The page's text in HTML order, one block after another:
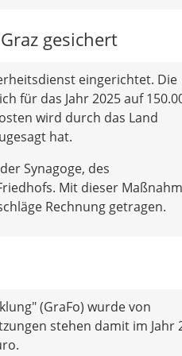
gesichert
eingerichtet. Die
für das Jahr 2025 auf
wird durch das Land
hat.
Synagoge, des
Mit dieser
Rechnung getragen.
(GraFo) wurde von
stehen damit im Jahr